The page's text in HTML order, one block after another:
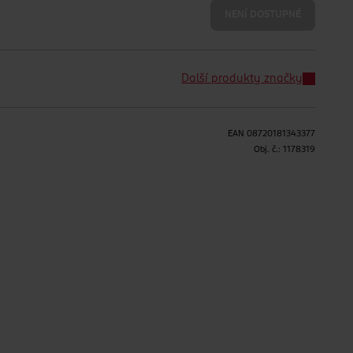
Další produkty značky
EAN 08720181343377
Obj. č.: 1178319